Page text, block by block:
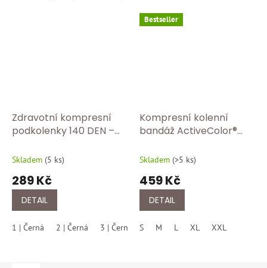
Zdravotní kompresní
podkolenky 140 DEN –
nohy/černa
Skladem (5 ks)
289 Kč
DETAIL
1 | Černá 2 | Černá 3 | Černá 4 | Černá 5 | Černá
Bestseller
Kompresní kolenní
bandáž ActiveColor®
Skladem (>5 ks)
459 Kč
DETAIL
S M L XL XXL